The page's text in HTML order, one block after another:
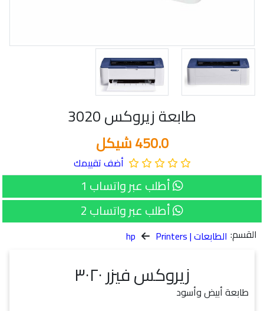
طابعة زيروكس 3020
450.0 شيكل
أضف تقييمك
أطلب عبر واتساب 1
أطلب عبر واتساب 2
القسم: الطابعات | Printers hp
زيروكس فيزر ٣٠٢٠
طابعة أبيض وأسود